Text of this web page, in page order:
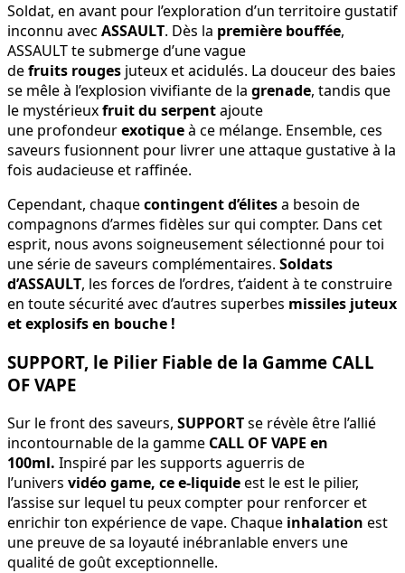
Soldat, en avant pour l’exploration d’un territoire gustatif
inconnu avec ASSAULT. Dès la première bouffée,
ASSAULT te submerge d’une vague
defruits rouges juteux et acidulés. La douceur des baies
se mêle à l’explosion vivifiante de la grenade, tandis que
le mystérieuxfruit du serpentajoute
une profondeurexotiqueà ce mélange. Ensemble, ces
saveurs fusionnent pour livrer une attaque gustative à la
fois audacieuse et raffinée.
Cependant, chaquecontingent d’élitesa besoin de
compagnons d’armes fidèles sur qui compter. Dans cet
esprit, nous avons soigneusement sélectionné pour toi
une série de saveurs complémentaires. Soldats
d’ASSAULT, les forces de l’ordres, t’aident à te construire
en toute sécurité avec d’autres superbes missiles juteux
et explosifs en bouche !
SUPPORT, le Pilier Fiable de la Gamme CALL
OF VAPE
Sur le front des saveurs, SUPPORTse révèle être l’allié
incontournable de la gamme CALL OF VAPE en
100ml. Inspiré par les supports aguerris de
l’univers vidéo game, ce e-liquideest le est le pilier,
l’assise sur lequel tu peux compter pour renforcer et
enrichir ton expérience de vape. Chaque inhalation est
une preuve de sa loyauté inébranlable envers une
qualité de goût exceptionnelle.